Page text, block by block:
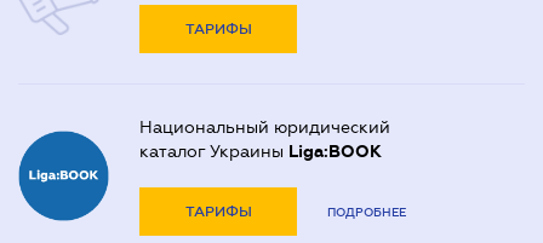
ТАРИФЫ
Национальный юридический
каталог Украины Liga:BOOK
ТАРИФЫ ПОДРОБНЕЕ